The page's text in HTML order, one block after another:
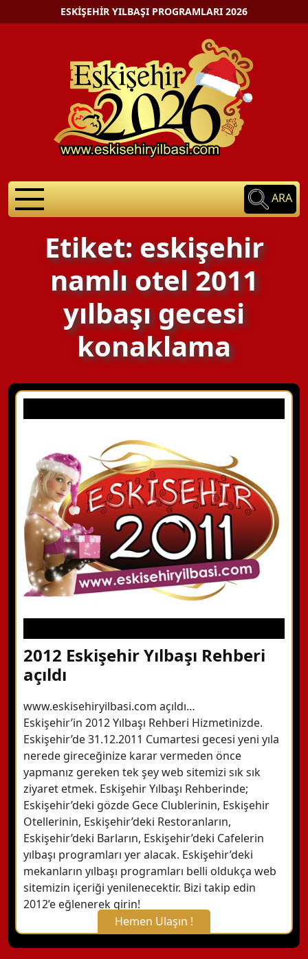
ESKIŞEHIR YILBAŞI PROGRAMLARI 2026
ARA
Etiket: eskişehir
namlı otel 2011
yılbaşı gecesi
konaklama
2012 Eskişehir Yılbaşı Rehberi
açıldı
www.eskisehiryilbasi.com açıldı…
Eskişehir’in 2012 Yılbaşı Rehberi Hizmetinizde.
Eskişehir’de 31.12.2011 Cumartesi gecesi yeni yıla
nerede gireceğinize karar vermeden önce
yapmanız gereken tek şey web sitemizi sık sık
ziyaret etmek. Eskişehir Yılbaşı Rehberinde;
Eskişehir’deki gözde Gece Clublerinin, Eskişehir
Otellerinin, Eskişehir’deki Restoranların,
Eskişehir’deki Barların, Eskişehir’deki Cafelerin
yılbaşı programları yer alacak. Eskişehir’deki
mekanların yılbaşı programları belli oldukça web
sitemizin içeriği yenilenecektir. Bizi takip edin
2012’e eğlenerek girin!
Hemen Ulaşın !
X Kapat